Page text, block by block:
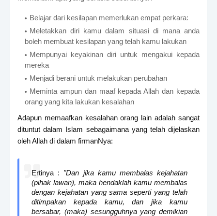
Belajar dari kesilapan memerlukan empat perkara:
Meletakkan diri kamu dalam situasi di mana anda
boleh membuat kesilapan yang telah kamu lakukan
Mempunyai keyakinan diri untuk mengakui kepada
mereka
Menjadi berani untuk melakukan perubahan
Meminta ampun dan maaf kepada Allah dan kepada
orang yang kita lakukan kesalahan
Adapun memaafkan kesalahan orang lain adalah sangat
dituntut dalam Islam sebagaimana yang telah dijelaskan
oleh Allah di dalam firmanNya:
Ertinya : "Dan jika kamu membalas kejahatan
(pihak lawan), maka hendaklah kamu membalas
dengan kejahatan yang sama seperti yang telah
ditimpakan kepada kamu, dan jika kamu
bersabar, (maka) sesungguhnya yang demikian